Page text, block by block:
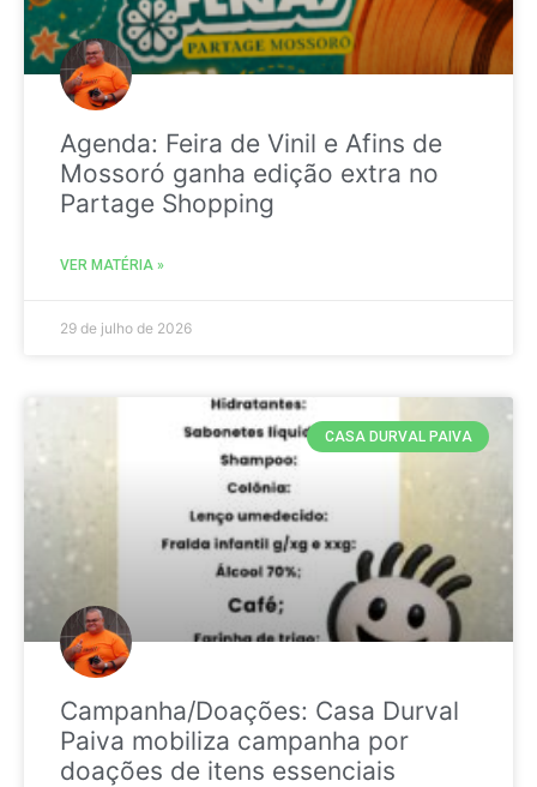
Agenda: Feira de Vinil e Afins de
Mossoró ganha edição extra no
Partage Shopping
VER MATÉRIA »
29 de julho de 2026
CASA DURVAL PAIVA
Campanha/Doações: Casa Durval
Paiva mobiliza campanha por
doações de itens essenciais